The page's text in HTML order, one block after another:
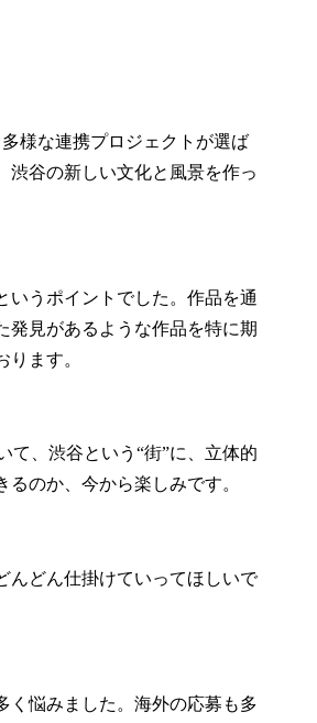
様な連携プロジェクトが選ば
渋谷の新しい文化と風景を作っ
いうポイントでした。作品を通
発見があるような作品を特に期
ます。
て、渋谷という“街”に、立体的
のか、今から楽しみです。
んどん仕掛けていってほしいで
く悩みました。海外の応募も多